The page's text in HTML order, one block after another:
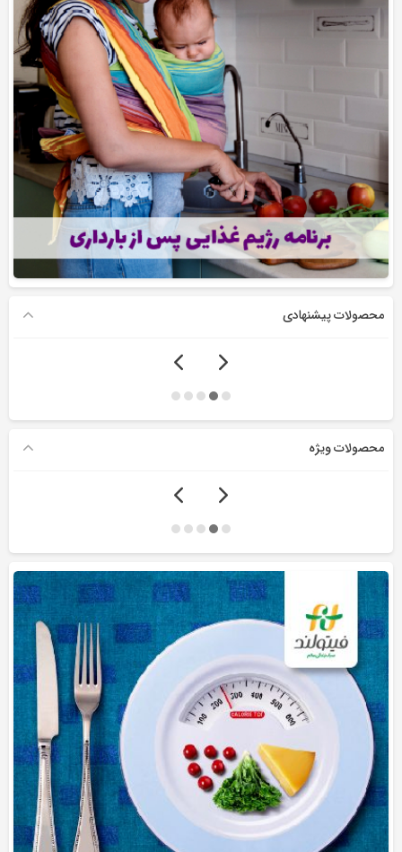
محصولات پیشنهادی
محصولات ویژه